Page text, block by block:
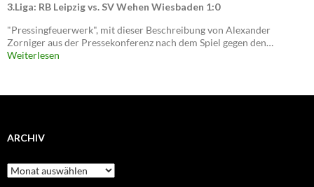
3.Liga: RB Leipzig vs. SV Wehen Wiesbaden 1:0
"Pressingfeuerwerk", mit dieser Beschreibung von Alexander
Zorniger aus der Pressekonferenz nach dem Spiel gegen den…
Weiterlesen
ARCHIV
Archiv